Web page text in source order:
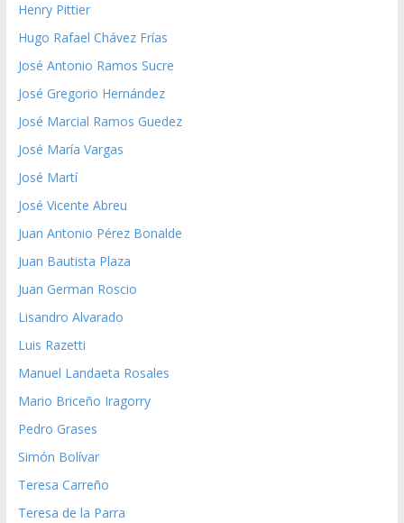
Henry Pittier
Hugo Rafael Chávez Frías
José Antonio Ramos Sucre
José Gregorio Hernández
José Marcial Ramos Guedez
José María Vargas
José Martí
José Vicente Abreu
Juan Antonio Pérez Bonalde
Juan Bautista Plaza
Juan German Roscio
Lisandro Alvarado
Luis Razetti
Manuel Landaeta Rosales
Mario Briceño Iragorry
Pedro Grases
Simón Bolívar
Teresa Carreño
Teresa de la Parra